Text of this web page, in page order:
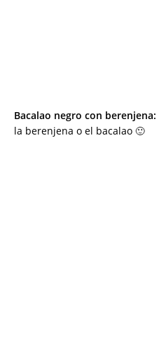
Bacalao negro con berenjena:
la berenjena o el bacalao 🙂